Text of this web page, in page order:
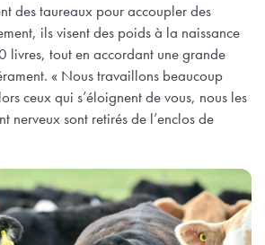
des taureaux pour accoupler des
ils visent des poids à la naissance
livres, tout en accordant une grande
« Nous travaillons beaucoup
ceux qui s’éloignent de vous, nous les
nerveux sont retirés de l’enclos de